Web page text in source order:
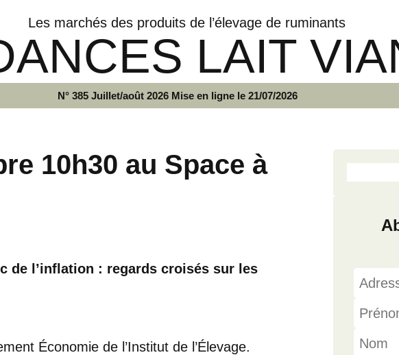
Les marchés des produits de l’élevage de ruminants
LAIT
N° 385 Juillet/août 2026 Mise en ligne le 21/07/2026
10h30 au Space à
de l’inflation : regards croisés sur les
Économie de l’Institut de l’Élevage.